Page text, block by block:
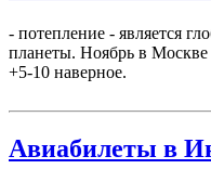
- потепление - является
планеты. Ноябрь в
+5-10 наверное.
Авиабилеты в